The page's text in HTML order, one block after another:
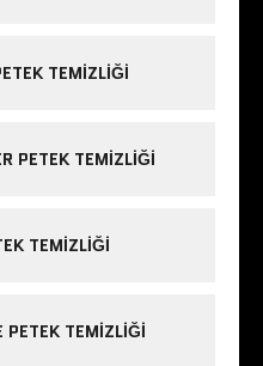
TEMIZLIĞI
PETEK TEMIZLIĞI
TEMIZLIĞI
PETEK TEMIZLIĞI